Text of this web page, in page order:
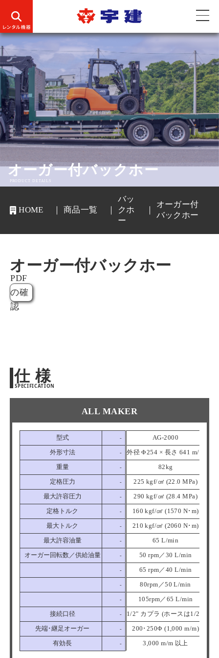
オーガー付バックホー
PRODUCT DETAILS
HOME 商品一覧
バッ
クホ
ー
オーガー付
バックホー
オーガー付バックホー
PDF
の確
認
仕 様
SPECIFICATION
ALL MAKER
型式 -
外形寸法 -
重量 -
定格圧力 -
最大許容圧力 -
定格トルク -
最大トルク -
最大許容油量 -
オーガー回転数／供給油量 -
-
-
-
接続口径 -
先端･継足オーガー -
有効長 -
AG-2000
外径 Φ254 × 長さ 641 m/m
82kg
225 kgf/㎠ (22.0 MPa)
290 kgf/㎠ (28.4 MPa)
160 kgf/㎠ (1570 N･m)
210 kgf/㎠ (2060 N･m)
65 L/min
50 rpm／30 L/min
65 rpm／40 L/min
80rpm／50 L/min
105rpm／65 L/min
1/2" カプラ (ホースは1/2")
200･250Φ (1,000 m/m)
3,000 m/m 以上